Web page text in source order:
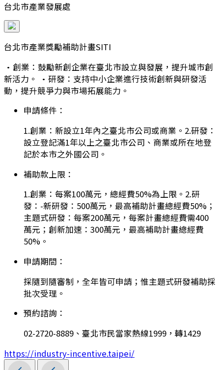
台北市產業發展處
台北市產業獎勵補助計畫SITI
•創業：鼓勵新創企業在臺北市設立與發展，提升城市創
新活力。 •研發：支持中小企業進行技術創新與研發活
動，提升競爭力與市場拓展能力。
申請條件：
1.創業：新設立1年內之臺北市公司或商業。2.研發：
設立登記滿1年以上之臺北市公司、商業或所在地登
記於本市之外國公司。
補助款上限：
1.創業：每案100萬元，總經費50%為上限。2.研
發：-新研發：500萬元，最高補助計畫總經費50%；
主題式研發：每案200萬元，每案計畫總經費需400
萬元；創新加速：300萬元，最高補助計畫總經費
50%。
申請期間：
採隨到隨審制，全年皆可申請；惟主題式研發補助採
批次受理。
預約諮詢：
02-2720-8889、臺北市民當家熱線1999，轉1429
https://industry-incentive.taipei/